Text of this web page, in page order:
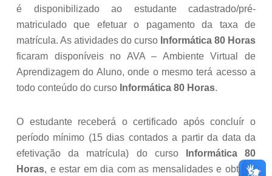
é disponibilizado ao estudante cadastrado/pré-
matriculado que efetuar o pagamento da taxa de
matrícula. As atividades do curso Informática 80 Horas
ficaram disponíveis no AVA – Ambiente Virtual de
Aprendizagem do Aluno, onde o mesmo terá acesso a
todo conteúdo do curso Informática 80 Horas.
O estudante receberá o certificado após concluír o
período mínimo (15 dias contados a partir da data da
efetivação da matrícula) do curso
Informática 80
Horas, e estar em dia com as mensalidades e obter a